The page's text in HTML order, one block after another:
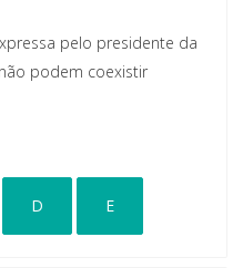
pelo presidente da
podem coexistir
D E